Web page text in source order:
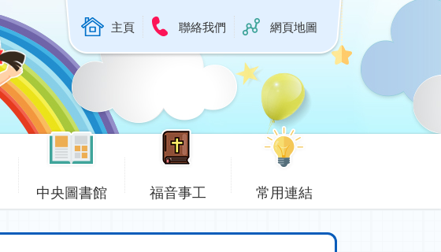
主頁 聯絡我們 網頁地圖
中央圖書館 福音事工 常用連結